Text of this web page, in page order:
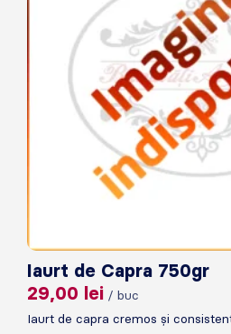
Iaurt de Capra 750gr
29,00 lei / buc
Iaurt de capra cremos și